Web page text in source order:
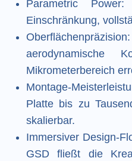
Parametric
Einschränkung,
aerodynamische
Mikrometerbereich
Montage-
Platte bis zu
skalierbar.
Immersiver Design-
GSD fließt die